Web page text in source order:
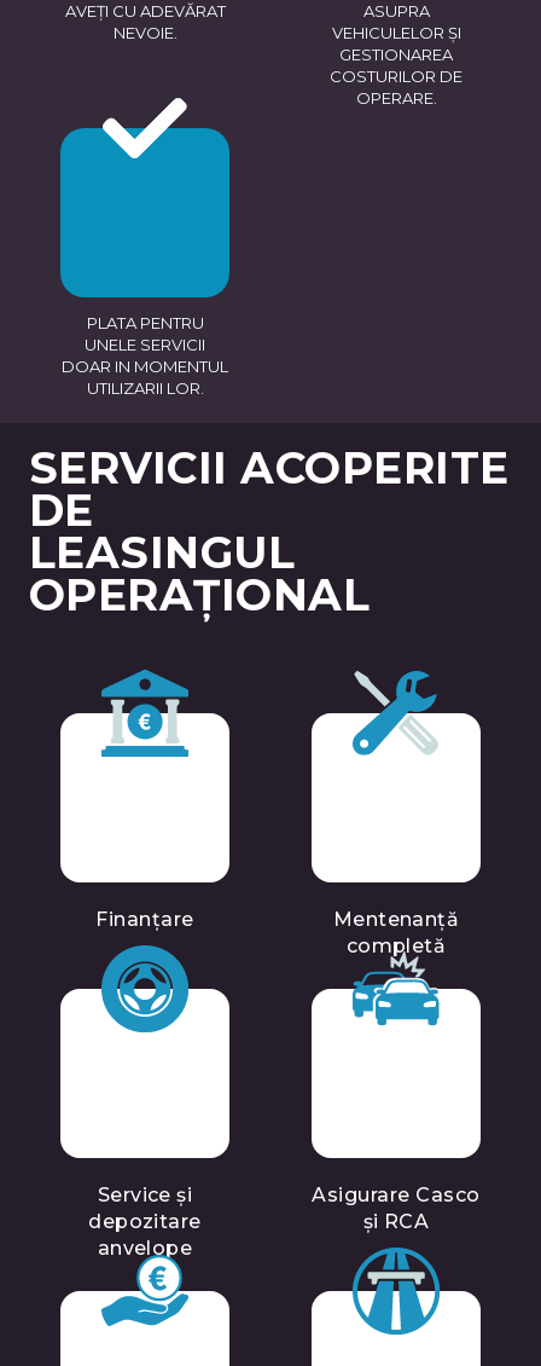
AVEȚI CU ADEVĂRAT
NEVOIE.
ASUPRA
VEHICULELOR ȘI
GESTIONAREA
COSTURILOR DE
OPERARE.
PLATA PENTRU
UNELE SERVICII
DOAR IN MOMENTUL
UTILIZARII LOR.
SERVICII ACOPERITE
DE
LEASINGUL
OPERAȚIONAL
Finanțare
Mentenanță
completă
Service și
depozitare
anvelope
Asigurare Casco
și RCA